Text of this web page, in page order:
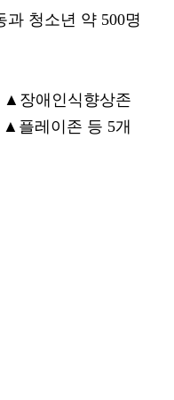
청소년 약 500명
장애인식향상존
플레이존 등 5개